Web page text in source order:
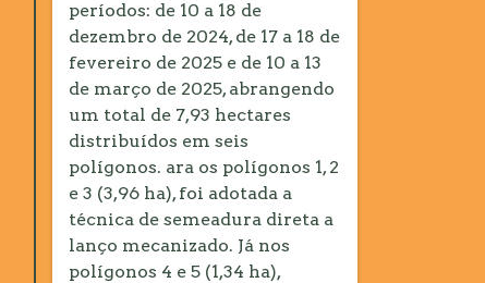
períodos: de 10 a 18 de
dezembro de 2024, de 17 a 18 de
fevereiro de 2025 e de 10 a 13
de março de 2025, abrangendo
um total de 7,93 hectares
distribuídos em seis
polígonos. ara os polígonos 1, 2
e 3 (3,96 ha), foi adotada a
técnica de semeadura direta a
lanço mecanizado. Já nos
polígonos 4 e 5 (1,34 ha),